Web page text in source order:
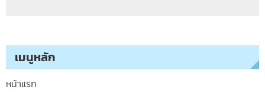
เมนูหลัก
หน้าแรก